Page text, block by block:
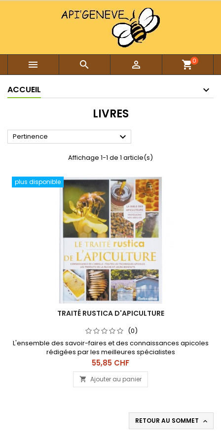
   shopping_cart0
ACCUEIL
LIVRES
Pertinence 
Affichage 1-1 de 1 article(s)
plus disponible
TRAITÉ RUSTICA D'APICULTURE
(0)
L'ensemble des savoir-faires et des connaissances apicoles
rédigées par les meilleures spécialistes
Prix
55,85 CHF
 Ajouter au panier
RETOUR AU SOMMET 